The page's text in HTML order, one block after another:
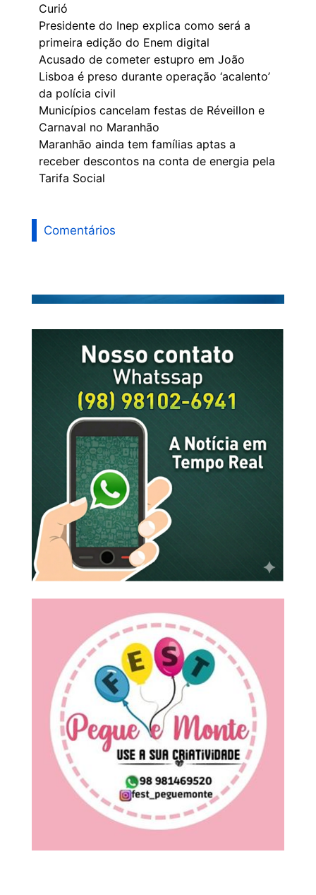
Curió
Presidente do Inep explica como será a
primeira edição do Enem digital
Acusado de cometer estupro em João
Lisboa é preso durante operação ‘acalento’
da polícia civil
Municípios cancelam festas de Réveillon e
Carnaval no Maranhão
Maranhão ainda tem famílias aptas a
receber descontos na conta de energia pela
Tarifa Social
Comentários